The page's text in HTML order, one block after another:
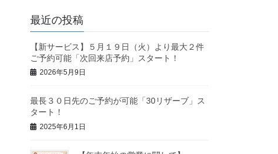
最近の投稿
【新サービス】５月１９日（火）より最大２件
ご予約可能「次回来店予約」スタート！
2026年5月9日
最長３０日先のご予約が可能「30リザーブ」ス
タート！
2025年6月1日